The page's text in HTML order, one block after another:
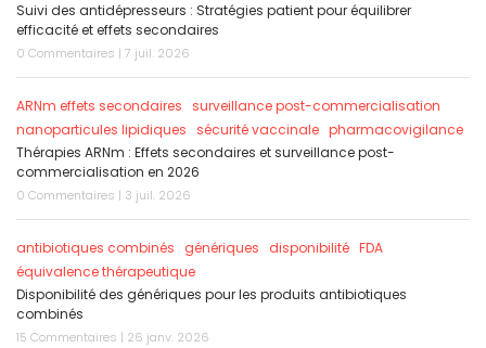
Suivi des antidépresseurs : Stratégies patient pour équilibrer
efficacité et effets secondaires
0 Commentaires | 7 juil. 2026
ARNm effets secondaires surveillance post-commercialisation
nanoparticules lipidiques sécurité vaccinale pharmacovigilance
Thérapies ARNm : Effets secondaires et surveillance post-
commercialisation en 2026
0 Commentaires | 3 juil. 2026
antibiotiques combinés génériques disponibilité FDA
équivalence thérapeutique
Disponibilité des génériques pour les produits antibiotiques
combinés
15 Commentaires | 26 janv. 2026